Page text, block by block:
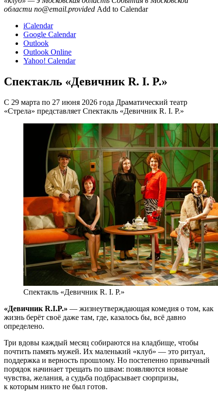
области no@email.provided Add to Calendar
iCalendar
Google Calendar
Outlook
Outlook Online
Yahoo! Calendar
Спектакль «Девичник R. I. P.»
С 29 марта по 27 июня 2026 года Драматический театр
«Стрела» представляет Спектакль «Девичник R. I. P.»
Спектакль «Девичник R. I. P.»
«Девичник R.I.P.» — жизнеутверждающая комедия о том, как
жизнь берёт своё даже там, где, казалось бы, всё давно
определено.
Три вдовы каждый месяц собираются на кладбище, чтобы
почтить память мужей. Их маленький «клуб» — это ритуал,
поддержка и верность прошлому. Но постепенно привычный
порядок начинает трещать по швам: появляются новые
чувства, желания, а судьба подбрасывает сюрпризы,
к которым никто не был готов.